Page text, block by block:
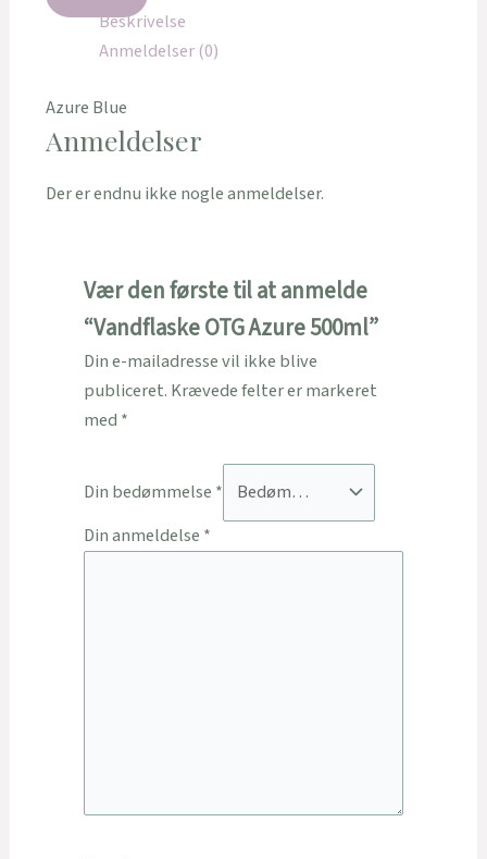
Beskrivelse
Anmeldelser (0)
Azure Blue
Anmeldelser
Der er endnu ikke nogle anmeldelser.
Vær den første til at anmelde
“Vandflaske OTG Azure 500ml”
Din e-mailadresse vil ikke blive
publiceret. Krævede felter er markeret
med *
Din bedømmelse *
Din anmeldelse *